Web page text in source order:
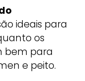
ideais para
os
bem para
e peito.